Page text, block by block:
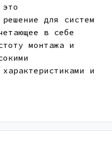
решение для систем
в себе
монтажа и
и